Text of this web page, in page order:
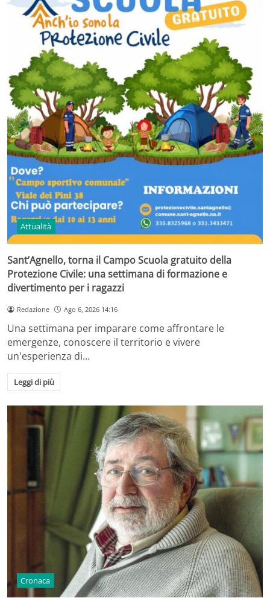
Attualità
Sant’Agnello, torna il Campo Scuola gratuito della
Protezione Civile: una settimana di formazione e
divertimento per i ragazzi
Redazione Ago 6, 2026 14:16
Una settimana per imparare come affrontare le
emergenze, conoscere il territorio e vivere
un'esperienza di…
Leggi di più
Cronaca